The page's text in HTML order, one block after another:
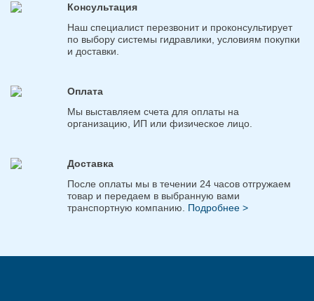
Консультация
Наш специалист перезвонит и проконсультирует
по выбору системы гидравлики, условиям покупки
и доставки.
Оплата
Мы выставляем счета для оплаты на
организацию, ИП или физическое лицо.
Доставка
После оплаты мы в течении 24 часов отгружаем
товар и передаем в выбранную вами
транспортную компанию. Подробнее >